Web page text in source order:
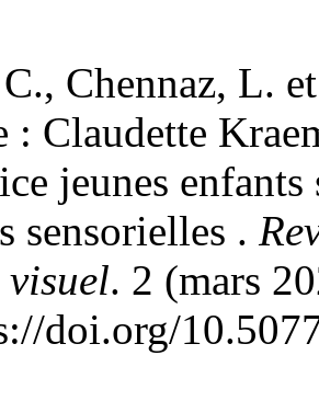
Chennaz, L.
: Claudette
jeunes
sensorielles .
. 2 (mars
doi.org/